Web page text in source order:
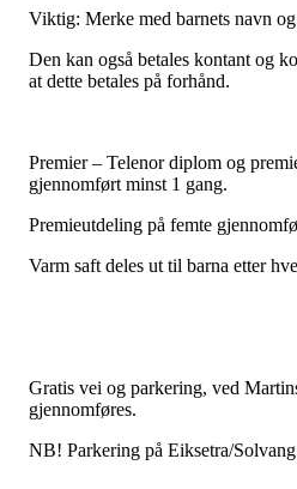
Viktig: Merke med barnets navn og
Den kan også betales kontant og
at dette betales på forhånd.
Premier – Telenor diplom og
gjennomført minst 1 gang.
Premieutdeling på femte
Varm saft deles ut til barna etter
Gratis vei og parkering, ved
gjennomføres.
NB! Parkering på Eiksetra/